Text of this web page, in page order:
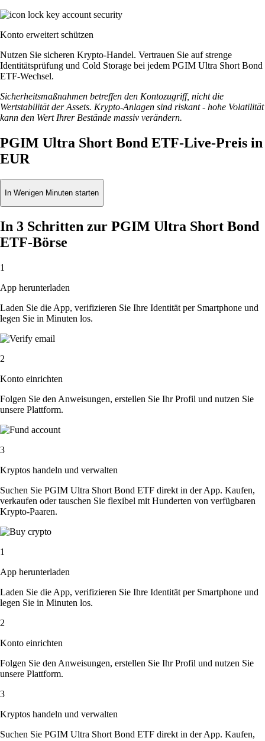
Konto erweitert schützen
Nutzen Sie sicheren Krypto-Handel. Vertrauen Sie auf strenge
Identitätsprüfung und Cold Storage bei jedem PGIM Ultra Short Bond
ETF-Wechsel.
Sicherheitsmaßnahmen betreffen den Kontozugriff, nicht die
Wertstabilität der Assets. Krypto-Anlagen sind riskant - hohe Volatilität
kann den Wert Ihrer Bestände massiv verändern.
PGIM Ultra Short Bond ETF-Live-Preis in
EUR
In Wenigen Minuten starten
In 3 Schritten zur PGIM Ultra Short Bond
ETF-Börse
1
App herunterladen
Laden Sie die App, verifizieren Sie Ihre Identität per Smartphone und
legen Sie in Minuten los.
2
Konto einrichten
Folgen Sie den Anweisungen, erstellen Sie Ihr Profil und nutzen Sie
unsere Plattform.
3
Kryptos handeln und verwalten
Suchen Sie PGIM Ultra Short Bond ETF direkt in der App. Kaufen,
verkaufen oder tauschen Sie flexibel mit Hunderten von verfügbaren
Krypto-Paaren.
1
App herunterladen
Laden Sie die App, verifizieren Sie Ihre Identität per Smartphone und
legen Sie in Minuten los.
2
Konto einrichten
Folgen Sie den Anweisungen, erstellen Sie Ihr Profil und nutzen Sie
unsere Plattform.
3
Kryptos handeln und verwalten
Suchen Sie PGIM Ultra Short Bond ETF direkt in der App. Kaufen,